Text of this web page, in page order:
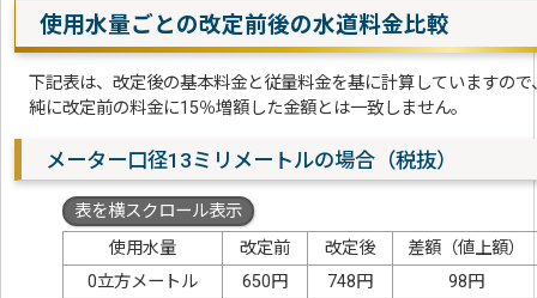
使用水量ごとの改定前後の水道料金比較
下記表は、改定後の基本料金と従量料金を基に計算していますので
純に改定前の料金に15％増額した金額とは一致しません。
メーター口径13ミリメートルの場合（税抜）
表を横スクロール表示
使用水量
改定前 改定後
差額（値上額）
0立方メートル
650円 748円
98円